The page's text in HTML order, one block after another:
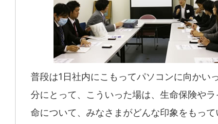
普段は1日社内にこもってパソコンに向かい
分にとって、こういった場は、生命保険や
命について、みなさまがどんな印象をもっ